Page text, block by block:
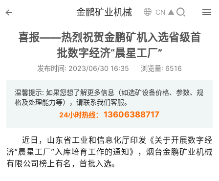
 金鹏矿业机械 CN ▲ 
喜报——热烈祝贺金鹏矿机入选省级首
批数字经济“晨星工厂”
发布时间: 2023/06/30 16:35 浏览量: 6516
温馨提示: 如果您想了解更多信息（如选矿设备价格、参数、规
格及处理能力等），请联系我们客服。
24小时热线：13606388717
近日，山东省工业和信息化厅印发《关于开展数字经
济“晨星工厂”入库培育工作的通知》，烟台金鹏矿业机械
有限公司榜上有名，首批入选。
首页
 选矿设备

 解决方案
 案例中心